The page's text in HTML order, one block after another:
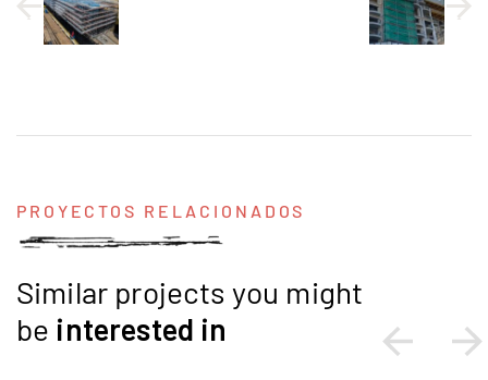
PROYECTOS RELACIONADOS
Similar projects you might
be interested in